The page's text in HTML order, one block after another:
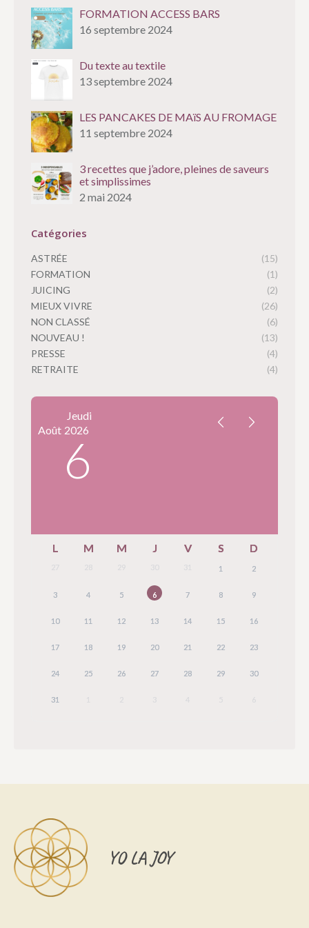
FORMATION ACCESS BARS
16 septembre 2024
Du texte au textile
13 septembre 2024
LES PANCAKES DE MAïS AU FROMAGE
11 septembre 2024
3 recettes que j’adore, pleines de saveurs
et simplissimes
2 mai 2024
Catégories
ASTRÉE
(15)
FORMATION
(1)
JUICING
(2)
MIEUX VIVRE
(26)
NON CLASSÉ
(6)
NOUVEAU !
(13)
PRESSE
(4)
RETRAITE
(4)
Jeudi
Août 2026
6
L M M J V S D
1 2
3 4 5 6 7 8 9
10 11 12 13 14 15 16
17 18 19 20 21 22 23
24 25 26 27 28 29 30
31
YO LA JOY